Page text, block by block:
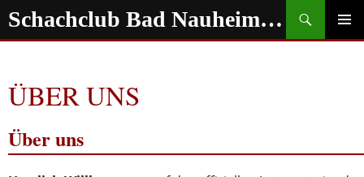
Zum
Inhalt
Schachclub Bad Nauheim e.V.
Suchen
ÜBER UNS
Über uns